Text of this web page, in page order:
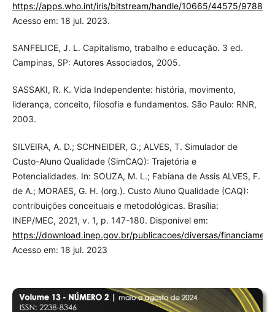
https://apps.who.int/iris/bitstream/handle/10665/44575/
Acesso em: 18 jul. 2023.
SANFELICE, J. L. Capitalismo, trabalho e educação. 3 ed.
Campinas, SP: Autores Associados, 2005.
SASSAKI, R. K. Vida Independente: história, movimento,
liderança, conceito, filosofia e fundamentos. São Paulo: RNR,
2003.
SILVEIRA, A. D.; SCHNEIDER, G.; ALVES, T. Simulador de
Custo-Aluno Qualidade (SimCAQ): Trajetória e
Potencialidades. In: SOUZA, M. L.; Fabiana de Assis ALVES, F.
de A.; MORAES, G. H. (org.). Custo Aluno Qualidade (CAQ):
contribuições conceituais e metodológicas. Brasília:
INEP/MEC, 2021, v. 1, p. 147-180. Disponível em:
https://download.inep.gov.br/publicacoes/diversas/
Acesso em: 18 jul. 2023